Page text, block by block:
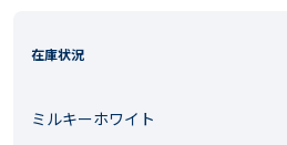
在庫状況
ミルキーホワイト